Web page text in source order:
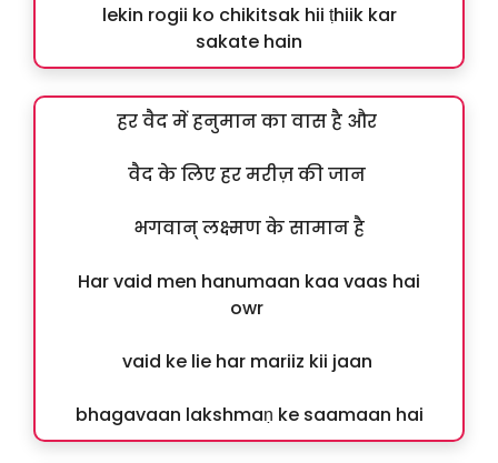
lekin rogii ko chikitsak hii ṭhiik kar
sakate hain
हर वैद में हनुमान का वास है और
वैद के लिए हर मरीज़ की जान
भगवान् लक्ष्मण के सामान है
Har vaid men hanumaan kaa vaas hai
owr
vaid ke lie har mariiz kii jaan
bhagavaan lakshmaṇ ke saamaan hai